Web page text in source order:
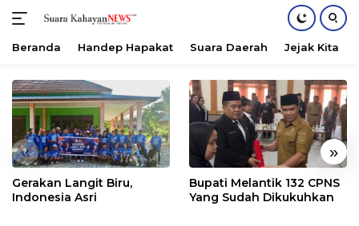
konten
Beranda Handep Hapakat Suara Daerah Jejak Kita
« »
Gerakan Langit Biru,
Indonesia Asri
Bupati Melantik 132 CPNS
Yang Sudah Dikukuhkan